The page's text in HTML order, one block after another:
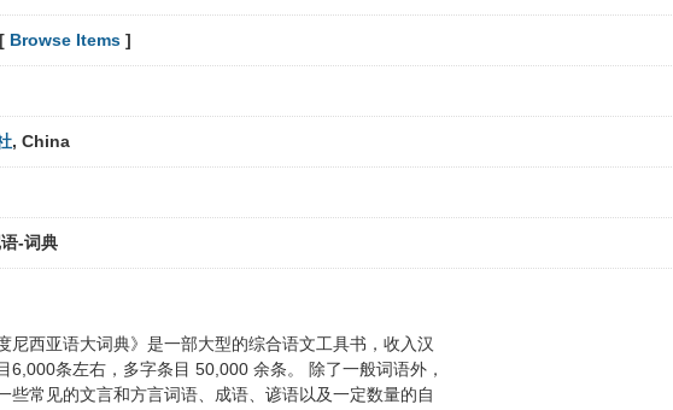
Browse Items ]
, China
-词典
尼西亚语大词典》是一部大型的综合语文工具书，收入汉
6,000条左右，多字条目 50,000 余条。 除了一般词语外，
些常见的文言和方言词语、成语、谚语以及一定数量的自